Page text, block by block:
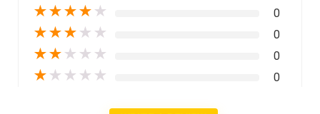
★★★★ ★ 0
★★★ ★ ★ 0
★★ ★ ★ ★ 0
★ ★ ★ ★ ★ 0